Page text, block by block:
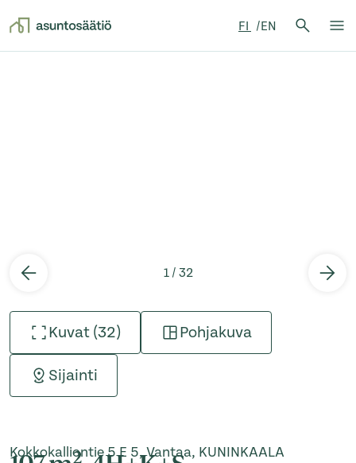
FI EN
Hae:
1 / 32
Kuvat (32) Pohjakuva
Sijainti
Kokkokalliontie 5 E 5, Vantaa, KUNINKAALA
2